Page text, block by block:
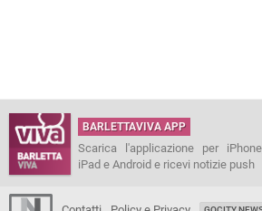
BARLETTAVIVA APP
Scarica l'applicazione per
iPad e Android e ricevi notizie push